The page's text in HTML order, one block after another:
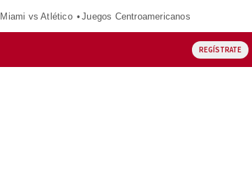
Miami vs Atlético Juegos Centroamericanos
REGÍSTRATE